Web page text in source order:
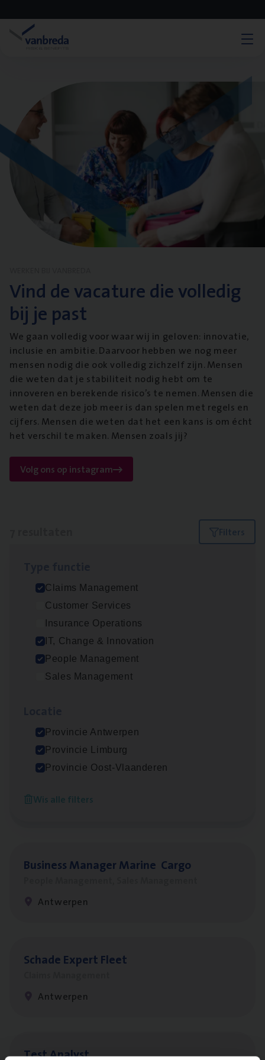
Vind de vacature die volledig
bij je past
We gaan volledig voor waar wij in geloven: innovatie,
inclusie en ambitie. Daarvoor hebben we nog meer
mensen nodig die ook volledig zichzelf zijn. Mensen
die weten dat je stabiliteit nodig hebt om te
innoveren en berekende risico’s te nemen. Mensen die
weten dat deze job meer is dan spelen met regels en
cijfers. Mensen die weten dat het een kans is om écht
het verschil te maken. Mensen zoals jij?
Volg ons op instagram
Filters
Claims Management
Customer Services
Insurance Operations
IT, Change & Innovation
People Management
Sales Management
Provincie Antwerpen
Provincie Limburg
Provincie Oost-Vlaanderen
Wis alle filters
Busi­ness Analyst
IT, Change & Innovation
Antwerpen
(Agi­le)IT Pro­ject Manager
Scha­de­be­heer­der verzekeringen
Sint-Niklaas/Temse
Busi­ness Mana­ger Mari­ne Cargo
Antwerpen
Scha­de Expert Fleet
Antwerpen
Test Ana­lyst